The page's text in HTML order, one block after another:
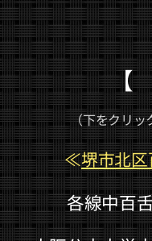
【
（下をクリ
≪堺市北
各線中百